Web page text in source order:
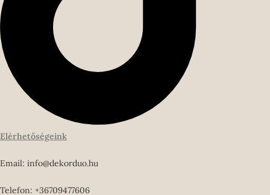
Elérhetőségeink
Email: info@dekorduo.hu
Telefon: +36709477606